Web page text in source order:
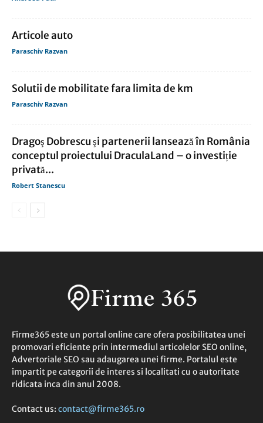
Articole auto
Paraschiv Razvan
Solutii de mobilitate fara limita de km
Paraschiv Razvan
Dragoş Dobrescu şi partenerii lansează în România
conceptul proiectului DraculaLand – o investiție
privată...
Robert Stanescu
Firme365 este un portal online care ofera posibilitatea unei
promovari eficiente prin intermediul articolelor SEO online,
Advertoriale SEO sau adaugarea unei firme. Portalul este
impartit pe categorii de interes si localitati cu o autoritate
ridicata inca din anul 2008.
Contact us: contact@firme365.ro